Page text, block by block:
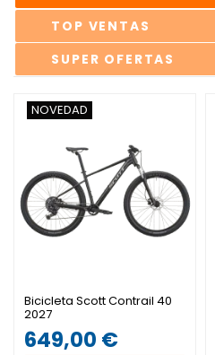
TOP VENTAS
SUPER OFERTAS
NOVEDAD
Bicicleta Scott Contrail 40
2027
649,00 €